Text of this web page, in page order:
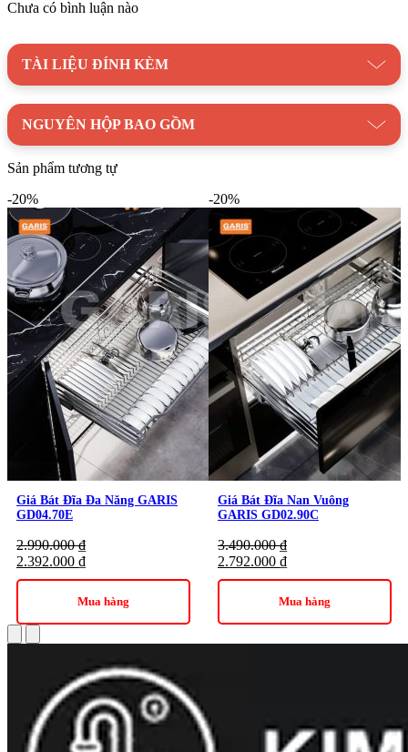
Danh mục: Thiết Bị Bếp
Nồi, Bát Đĩa GARIS
Chưa có bình luận nào
TÀI LIỆU ĐÍNH KÈM
NGUYÊN HỘP BAO GỒM
Sản phẩm tương tự
-20%
Giá Bát Đĩa Đa Năng GARIS
GD04.70E
2.990.000₫
2.392.000 ₫
Mua hàng
-20%
Giá Bát Đĩa Nan Vuông
GARIS GD02.90C
3.490.000₫
2.792.000 ₫
Mua hàng